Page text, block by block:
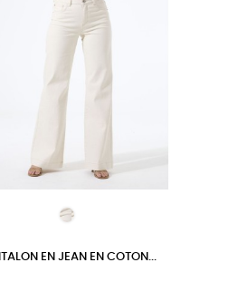
EN JEAN EN COTON...